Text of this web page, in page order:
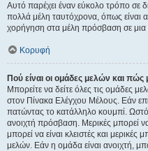
Αυτό παρέχει έναν εύκολο τρόπο σε
πολλά μέλη ταυτόχρονα, όπως είναι
χορήγηση στα μέλη πρόσβαση σε μια
Κορυφή
Πού είναι οι ομάδες μελών και
Μπορείτε να δείτε όλες τις ομάδες
στον Πίνακα Ελέγχου Μέλους. Εάν
πατώντας το κατάλληλο κουμπί.
ανοιχτή πρόσβαση. Μερικές μπορεί να
μπορεί να είναι κλειστές και μερικές
μελών. Εάν η ομάδα είναι ανοιχτή,